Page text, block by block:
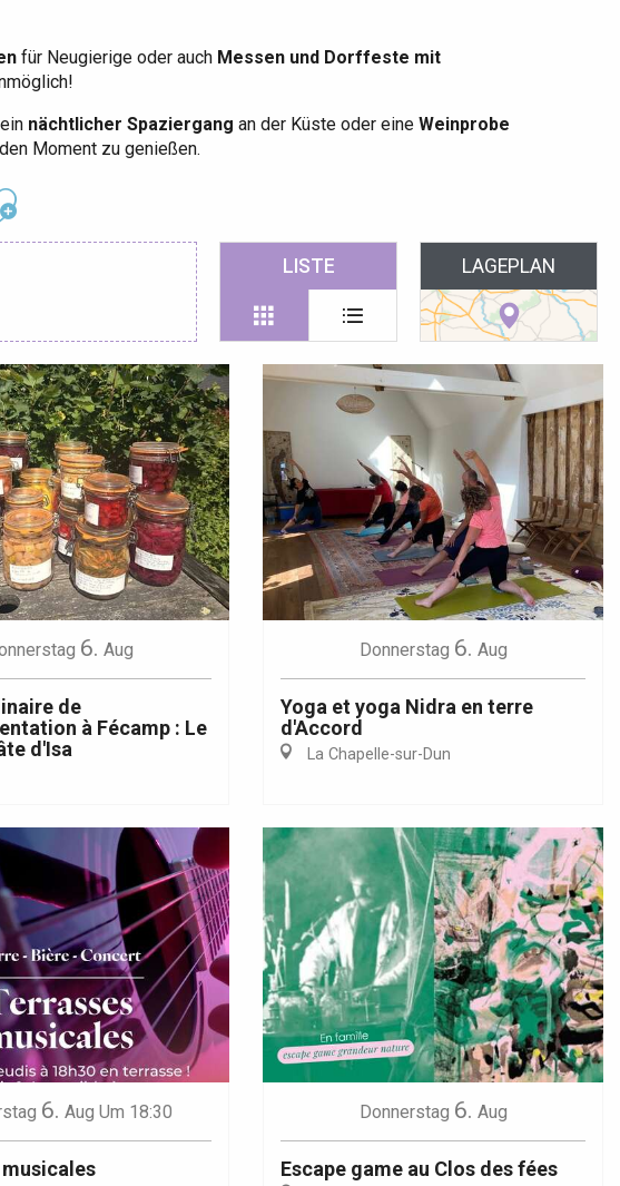
für Neugierige oder auch Messen und Dorffeste mit
nächtlicher Spaziergang an der Küste oder eine Weinprobe
Moment zu genießen.
aux favoris LISTE LAGEPLAN
6. Aug
de
à Fécamp : Le
d'Isa
Donnerstag 6. Aug
Yoga et yoga Nidra en terre
d'Accord
La Chapelle-sur-Dun
6. Aug Um 18:30 Donnerstag 6. Aug
Escape game au Clos des fées